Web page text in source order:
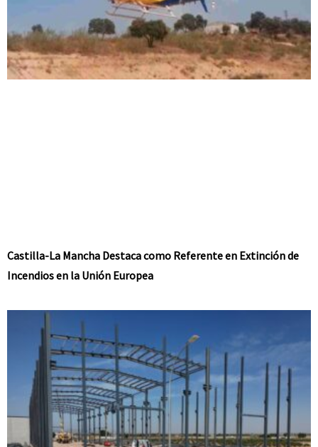
Castilla-La Mancha Destaca como Referente en Extinción de
Incendios en la Unión Europea